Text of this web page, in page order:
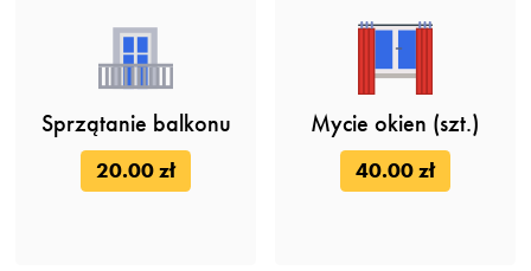
Sprzątanie balkonu
20.00 zł
Mycie okien (szt.)
40.00 zł